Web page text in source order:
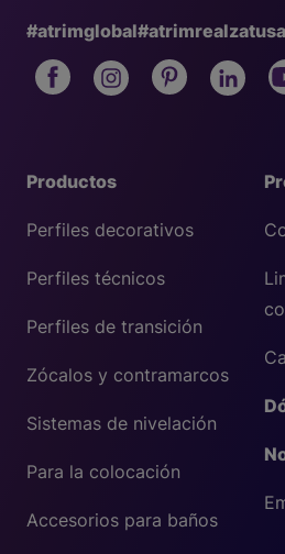
Productos
Perfiles decorativos
Perfiles técnicos
Perfiles de transición
Zócalos y contramarcos
Sistemas de nivelación
Para la colocación
Accesorios para baños
#atrimglobal